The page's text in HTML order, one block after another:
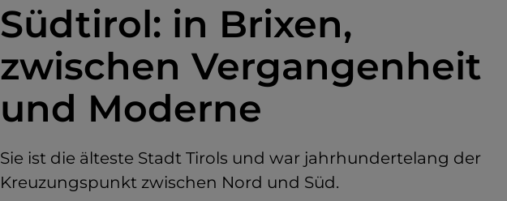
Südtirol: in Brixen,
zwischen Vergangenheit
und Moderne
Sie ist die älteste Stadt Tirols und war jahrhundertelang der
Kreuzungspunkt zwischen Nord und Süd.